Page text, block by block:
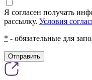
Я согласен получать
рассылку. Условия
* - обязательные для
Отправить